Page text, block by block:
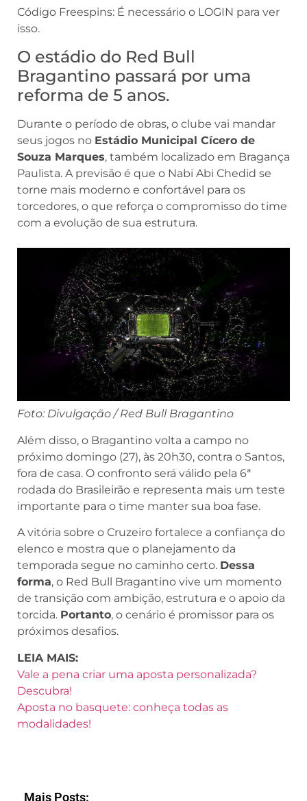
Código Freespins: É necessário o LOGIN para ver
isso.
O estádio do Red Bull
Bragantino passará por uma
reforma de 5 anos.
Durante o período de obras, o clube vai mandar
seus jogos no Estádio Municipal Cícero de
Souza Marques, também localizado em Bragança
Paulista. A previsão é que o Nabi Abi Chedid se
torne mais moderno e confortável para os
torcedores, o que reforça o compromisso do time
com a evolução de sua estrutura.
Foto: Divulgação / Red Bull Bragantino
Além disso, o Bragantino volta a campo no
próximo domingo (27), às 20h30, contra o Santos,
fora de casa. O confronto será válido pela 6ª
rodada do Brasileirão e representa mais um teste
importante para o time manter sua boa fase.
A vitória sobre o Cruzeiro fortalece a confiança do
elenco e mostra que o planejamento da
temporada segue no caminho certo. Dessa
forma, o Red Bull Bragantino vive um momento
de transição com ambição, estrutura e o apoio da
torcida. Portanto, o cenário é promissor para os
próximos desafios.
LEIA MAIS:
Vale a pena criar uma aposta personalizada?
Descubra!
Aposta no basquete: conheça todas as
modalidades!
Mais Posts: